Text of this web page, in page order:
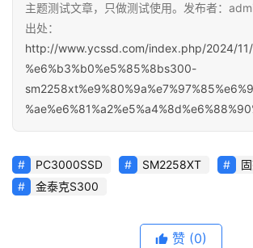
主题测试文章，只做测试使用。发布者：
出处：
http://www.ycssd.com/index.php/2024/11/
%e6%b3%b0%e5%85%8bs300-
PC3000SSD SM2258XT
金泰克S300
赞 (0)